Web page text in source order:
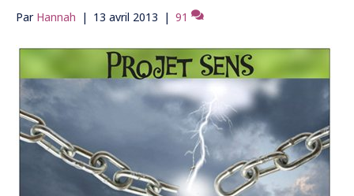
Par Hannah | 13 avril 2013 | 91